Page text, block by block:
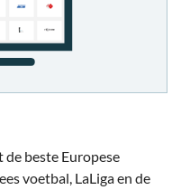
beste Europese
voetbal, LaLiga en de